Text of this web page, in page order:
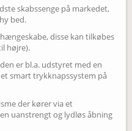
skabssenge på markedet,
bed.
disse kan tilkøbes
højre).
er bl.a. udstyret med en
smart trykknapssystem på
der kører via et
uanstrengt og lydløs åbning